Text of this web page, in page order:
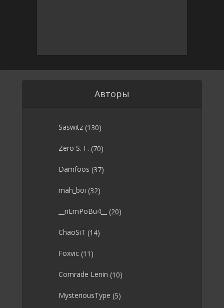
Авторы
Saswitz (130)
Zero S. F. (70)
Damfoos (37)
mah_boi (32)
__nEmPoBu4__ (20)
ChaoSiT (14)
Foxvic (11)
Comrade Lenin (10)
MysteriousType (5)